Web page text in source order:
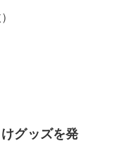
グッズを発